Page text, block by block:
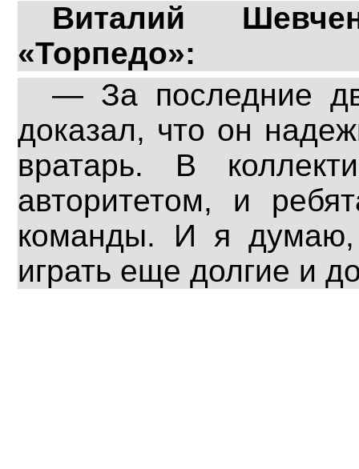
Виталий
«Торпедо»:
— За последние
доказал, что он
вратарь. В
авторитетом, и
команды. И я думаю,
играть еще долгие и